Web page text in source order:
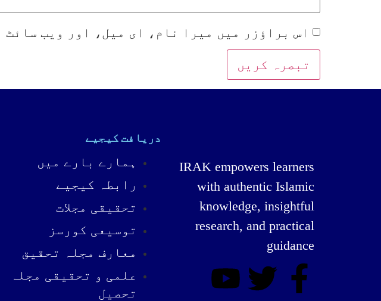
اس براؤزر میں میرا نام، ای میل، اور ویب
IRAK empowers learners
with authentic Islamic
knowledge, insightful
research, and practical
guidance
دریافت کیجیے
ہمارے بارے میں
رابطہ کیجیے
تحقیقی مجلات
توسیعی کورسز
معارف مجلہ تحقیق
علمی و تحقیقی مجلہ
تحصیل